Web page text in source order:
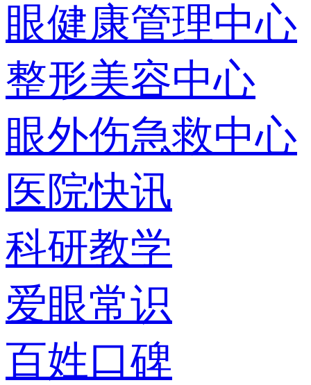
眼健康管理中心
整形美容中心
眼外伤急救中心
医院快讯
科研教学
爱眼常识
百姓口碑